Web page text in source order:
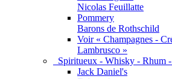
Nicolas Feuillatte
Pommery
Barons de Rothschild
Voir « Champagnes -
Lambrusco »
Spiritueux - Whisky - Rhum
Jack Daniel's